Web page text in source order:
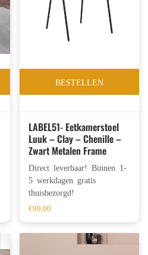
BESTELLEN
LABEL51- Eetkamerstoel
Luuk – Clay – Chenille –
Zwart Metalen Frame
Direct leverbaar! Binnen 1-
5 werkdagen gratis
thuisbezorgd!
€99,00